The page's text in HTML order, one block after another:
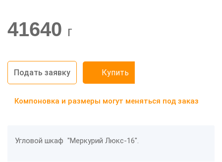
41640 г
Подать заявку Купить
Компоновка и размеры могут меняться под заказ
Угловой шкаф "Меркурий Люкс-16".